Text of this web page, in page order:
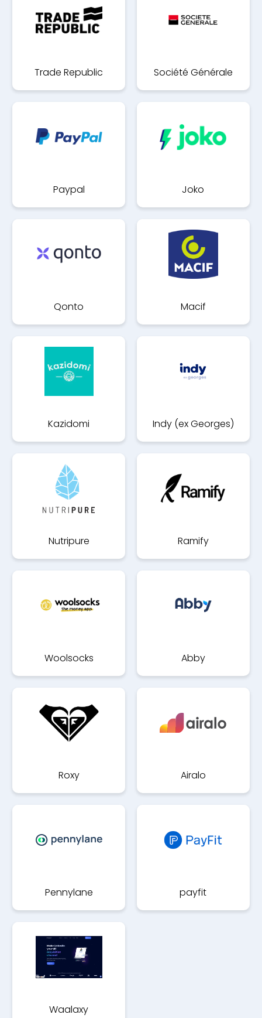
Trade Republic Société Générale
Paypal Joko
Qonto Macif
Kazidomi Indy (ex Georges)
Nutripure Ramify
Woolsocks Abby
Roxy Airalo
Pennylane payfit
Waalaxy